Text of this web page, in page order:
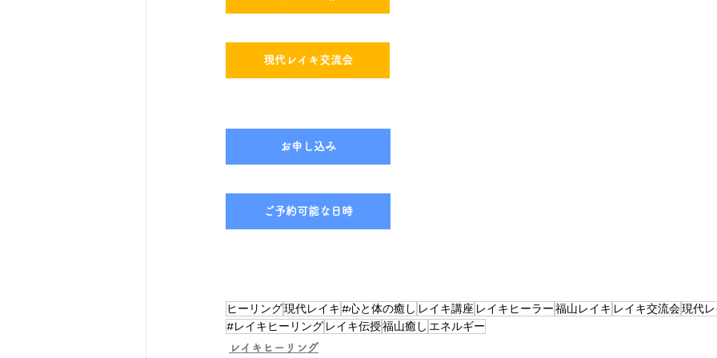
現代レイキ交流会
お申し込み
ご予約可能な日時
ヒーリング現代レイキ#心と体の癒し レイキ講座 レイキヒーラー福山レイキ レイキ交流会現代
#レイキヒーリング レイキ伝授福山癒し エネルギー
レイキヒーリング